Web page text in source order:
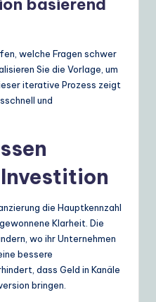
basierend
welche Fragen schwer
Sie die Vorlage, um
iterative Prozess zeigt
und
die Hauptkennzahl
Klarheit. Die
wo ihr Unternehmen
bessere
dass Geld in Kanäle
bringen.